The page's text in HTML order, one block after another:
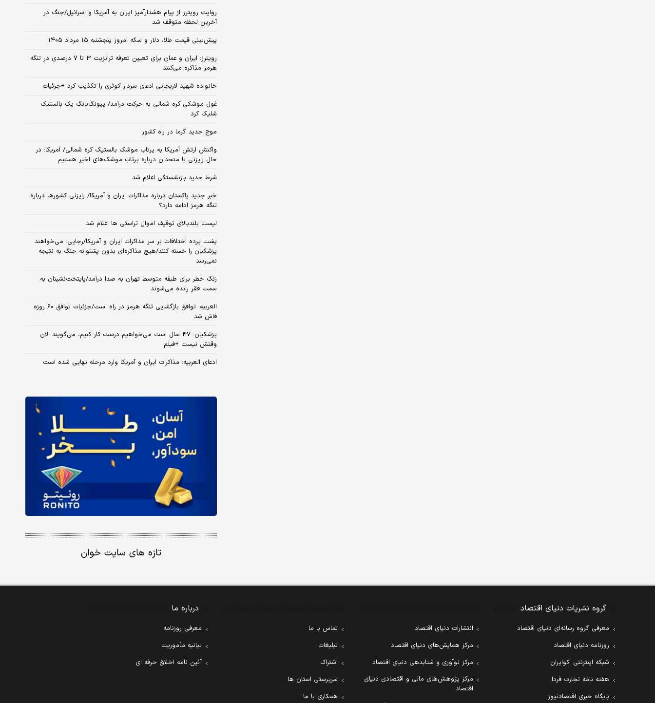
روایت رویترز از پیام هشدارآمیز ایران به آمریکا و اسرائیل/جنگ در
آخرین لحظه متوقف شد
پیش‌بینی قیمت طلا، دلار و سکه امروز پنجشنبه ۱۵ مرداد ۱۴۰۵
رویترز: ایران و عمان برای تعیین تعرفه ترانزیت ۳ تا ۷ درصدی در تنگه
هرمز مذاکره می‌کنند
خانواده شهید لاریجانی ادعای سردار کوثری را تکذیب کرد +جزئیات
غول موشکی کره شمالی به حرکت درآمد/ پیونگ‌یانگ یک بالستیک
شلیک کرد
موج جدید گرما در راه کشور
واکنش ارتش آمریکا به پرتاب موشک بالستیک کره شمالی/ آمریکا: در
حال رایزنی با متحدان درباره پرتاب موشک‌های اخیر هستیم
شرط جدید بازنشستگی اعلام شد
خبر جدید پاکستان درباره مذاکرات ایران و آمریکا/ رایزنی کشورها درباره
تنگه هرمز ادامه دارد؟
لیست بلندبالای توقیف اموال تراستی ها اعلام شد
پشت پرده اختلافات بر سر مذاکرات ایران و آمریکا/رجایی: می‌خواهند
پزشکیان را خسته کنند/هیچ مذاکره‌ای بدون پشتوانه جنگ به نتیجه
نمی‌رسد
زنگ خطر برای طبقه متوسط تهران به صدا درآمد/پایتخت‌نشینان به
سمت فقر رانده می‌شوند
العربیه: توافق بازگشایی تنگه هرمز در راه است/جزئیات توافق ۶۰ روزه
فاش شد
پزشکیان: ۴۷ سال است می‌خواهیم درست کار کنیم، می‌گویند الان
وقتش نیست +فیلم
ادعای العربیه: مذاکرات ایران و آمریکا وارد مرحله نهایی شده است
تازه های سایت خوان
گروه نشریات دنیای اقتصاد
معرفی گروه رسانه‌ای دنیای اقتصاد
روزنامه دنیای اقتصاد
شبکه اینترنتی اکوایران
هفته نامه تجارت فردا
پایگاه خبری اقتصادنیوز
انتشارات دنیای اقتصاد
مرکز همایش‌های دنیای اقتصاد
مرکز نوآوری و شتابدهی دنیای اقتصاد
مرکز پژوهش‌های مالی و اقتصادی دنیای
اقتصاد
تماس با ما
تبلیغات
اشتراک
سرپرستی استان ها
همکاری با ما
درباره ما
معرفی روزنامه
بیانیه مأموریت
آئین نامه اخلاق حرفه ای